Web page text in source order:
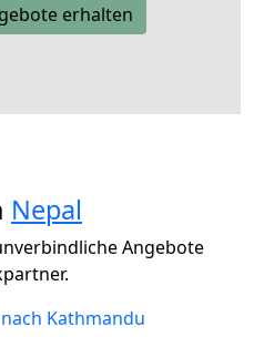
erhalten
Nepal
Angebote
Kathmandu